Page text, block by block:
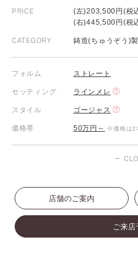
PRICE
(左)203,500円(税
(右)445,500円(税
CATEGORY 鋳造(ちゅうぞう)
フォルム ストレート
セッティング ラインメレ
スタイル ゴージャス
価格帯 50万円～ ※価格は2
店舗のご案内
ご来店